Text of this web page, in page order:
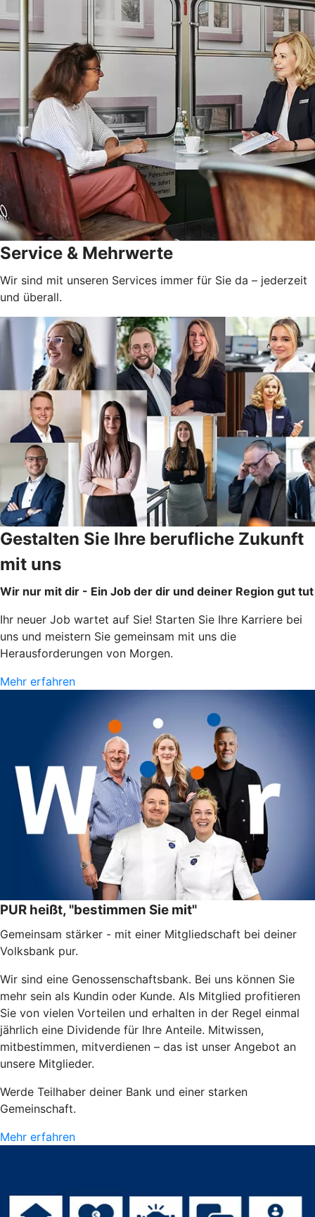
Service & Mehrwerte
Wir sind mit unseren Services immer für Sie da – jederzeit
und überall.
Gestalten Sie Ihre berufliche Zukunft
mit uns
Wir nur mit dir - Ein Job der dir und deiner Region gut tut
Ihr neuer Job wartet auf Sie! Starten Sie Ihre Karriere bei
uns und meistern Sie gemeinsam mit uns die
Herausforderungen von Morgen.
Mehr erfahren
PUR heißt, "bestimmen Sie mit"
Gemeinsam stärker - mit einer Mitgliedschaft bei deiner
Volksbank pur.
Wir sind eine Genossenschaftsbank. Bei uns können Sie
mehr sein als Kundin oder Kunde. Als Mitglied profitieren
Sie von vielen Vorteilen und erhalten in der Regel einmal
jährlich eine Dividende für Ihre Anteile. Mitwissen,
mitbestimmen, mitverdienen – das ist unser Angebot an
unsere Mitglieder.
Werde Teilhaber deiner Bank und einer starken
Gemeinschaft.
Mehr erfahren